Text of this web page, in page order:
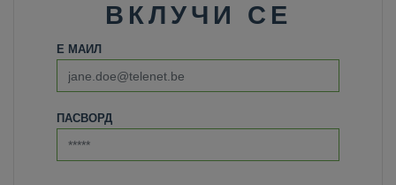
ВКЛУЧИ СЕ
Е МАИЛ
ПАСВОРД